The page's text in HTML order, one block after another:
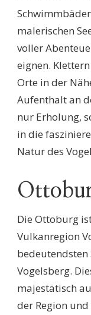
malerischen
voller
eignen.
Orte in der
Aufenthalt an
nur Erholung,
in die
Natur des
Die Ottoburg
Vulkanregion
Vogelsberg.
majestätisch
der Region